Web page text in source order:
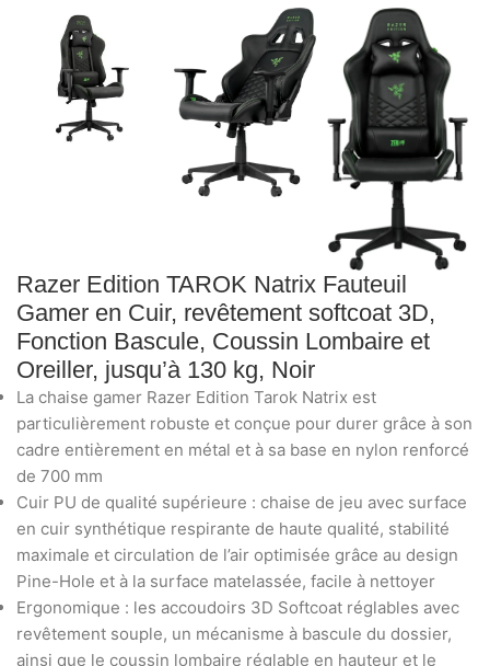
Razer Edition TAROK Natrix Fauteuil
Gamer en Cuir, revêtement softcoat 3D,
Fonction Bascule, Coussin Lombaire et
Oreiller, jusqu’à 130 kg, Noir
La chaise gamer Razer Edition Tarok Natrix est
particulièrement robuste et conçue pour durer grâce à son
cadre entièrement en métal et à sa base en nylon renforcé
de 700 mm
Cuir PU de qualité supérieure : chaise de jeu avec surface
en cuir synthétique respirante de haute qualité, stabilité
maximale et circulation de l’air optimisée grâce au design
Pine-Hole et à la surface matelassée, facile à nettoyer
Ergonomique : les accoudoirs 3D Softcoat réglables avec
revêtement souple, un mécanisme à bascule du dossier,
ainsi que le coussin lombaire réglable en hauteur et le